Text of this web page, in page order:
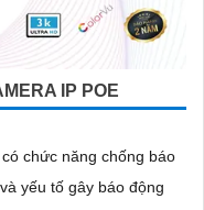
IP POE
chức năng chống báo
yếu tố gây báo động